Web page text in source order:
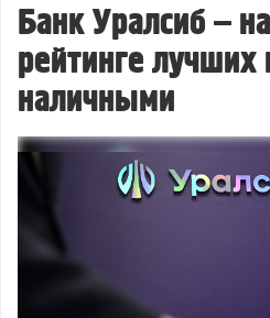
Банк Уралсиб –
рейтинге лучших
наличными